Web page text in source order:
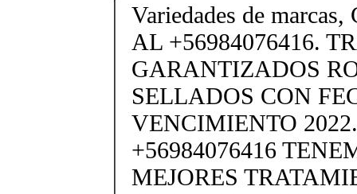
Variedades de
AL +56984076416.
GARANTIZADOS
SELLADOS CON
VENCIMIENTO
+56984076416
MEJORES